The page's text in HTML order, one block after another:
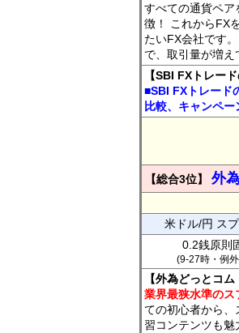
すべての通貨ペア
徴！ これからFX
たいFX会社です
で、取引量が増え
【SBI FXトレー
■SBI FXトレード
比較、キャンペ
【総合3位】 外
米ドル/円 ス
0.2銭原則
(9-27時・例
【外為どっとコ
業界最狭水準の
ての初心者から、
習コンテンツも魅